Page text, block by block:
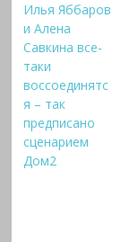
Илья Яббаров
и Алена
Савкина все-
таки
воссоединятс
я – так
предписано
сценарием
Дом2